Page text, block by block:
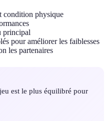
condition physique
principal
pour améliorer les faiblesses
les partenaires
est le plus équilibré pour